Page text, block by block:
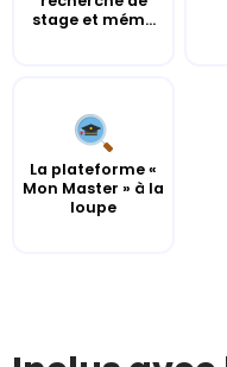
stage et mém...
La plateforme «
Mon Master » à la
loupe